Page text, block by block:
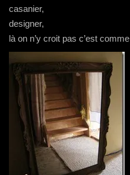
casanier,
designer,
là on n’y croit pas c’est